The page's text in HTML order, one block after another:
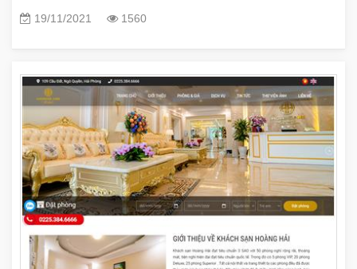
19/11/2021
1560